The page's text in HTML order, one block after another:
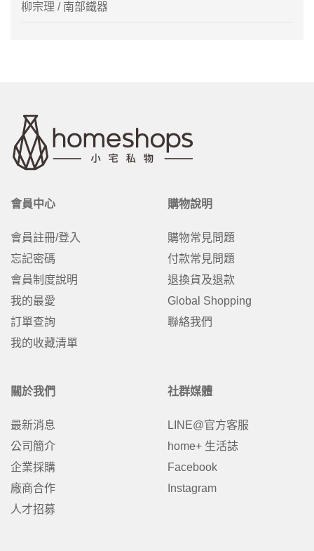
柳宗理 / 南部鐵器
會員中心
會員註冊/登入
忘記密碼
會員制度說明
我的最愛
訂單查詢
我的收藏清單
購物說明
購物常見問題
付款常見問題
退換貨及退款
Global Shopping
聯絡我們
關於我們
最新消息
公司簡介
企業採購
廠商合作
人才招募
社群媒體
LINE@官方客服
home+ 生活誌
Facebook
Instagram